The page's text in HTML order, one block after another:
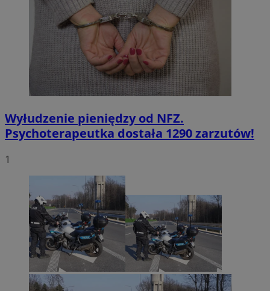
Wyłudzenie pieniędzy od NFZ.
Psychoterapeutka dostała 1290 zarzutów!
1